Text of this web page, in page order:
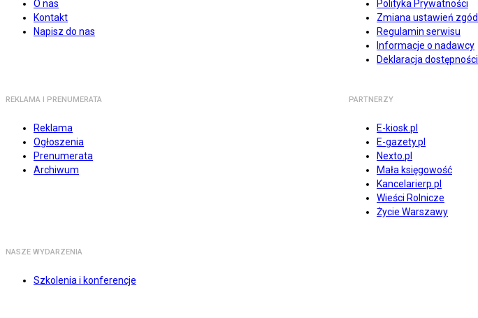
O nas
Kontakt
Napisz do nas
Polityka Prywatności
Zmiana ustawień zgód
Regulamin serwisu
Informacje o nadawcy
Deklaracja dostępności
REKLAMA I PRENUMERATA
Reklama
Ogłoszenia
Prenumerata
Archiwum
PARTNERZY
E-kiosk.pl
E-gazety.pl
Nexto.pl
Mała księgowość
Kancelarierp.pl
Wieści Rolnicze
Życie Warszawy
NASZE WYDARZENIA
Szkolenia i konferencje